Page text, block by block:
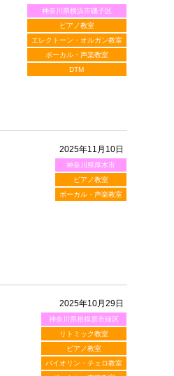
神奈川県横浜市磯子区
ピアノ教室
エレクトーン・オルガン教室
ボーカル・声楽教室
DTM
2025年11月10日
神奈川県厚木市
ピアノ教室
ボーカル・声楽教室
2025年10月29日
神奈川県相模原市緑区
リトミック教室
ピアノ教室
バイオリン・チェロ教室